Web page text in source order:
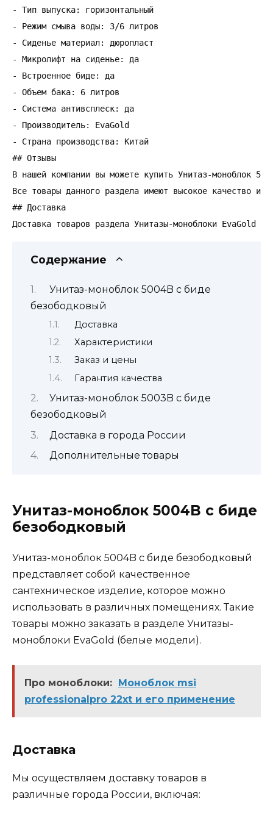
- Тип выпуска: горизонтальный
- Режим смыва воды: 3/6 литров
- Сиденье материал: дюропласт
- Микролифт на сиденье: да
- Встроенное биде: да
- Объем бака: 6 литров
- Система антивсплеск: да
- Производитель: EvaGold
- Страна производства: Китай
## Отзывы
В нашей компании вы можете купить Унитаз-моноблок
Все товары данного раздела имеют высокое качество и
## Доставка
Доставка товаров раздела Унитазы-моноблоки EvaGold
Содержание
Унитаз-моноблок 5004B с биде
безободковый
Доставка
Характеристики
Заказ и цены
Гарантия качества
Унитаз-моноблок 5003B с биде
безободковый
Доставка в города России
Дополнительные товары
Унитаз-моноблок 5004B с биде
безободковый
Унитаз-моноблок 5004B с биде безободковый
представляет собой качественное
сантехническое изделие, которое можно
использовать в различных помещениях. Такие
товары можно заказать в разделе Унитазы-
моноблоки EvaGold (белые модели).
Про моноблоки:
Моноблок msi
professionalpro 22xt и его применение
Доставка
Мы осуществляем доставку товаров в
различные города России, включая: